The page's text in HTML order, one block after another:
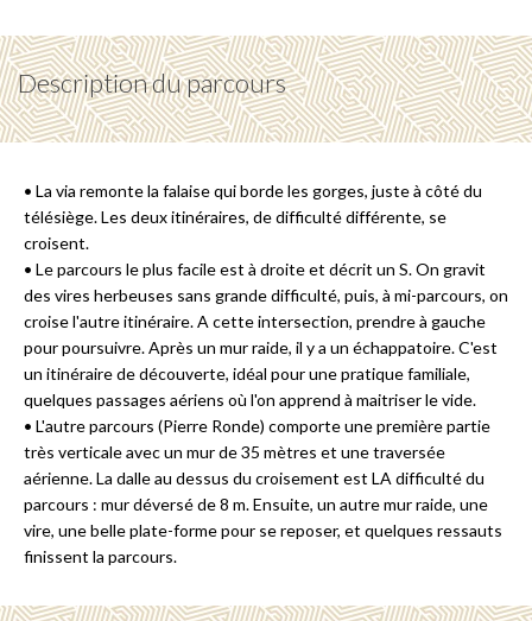
Description du parcours
• La via remonte la falaise qui borde les gorges, juste à côté du
télésiège. Les deux itinéraires, de difficulté différente, se
croisent.
• Le parcours le plus facile est à droite et décrit un S. On gravit
des vires herbeuses sans grande difficulté, puis, à mi-parcours, on
croise l'autre itinéraire. A cette intersection, prendre à gauche
pour poursuivre. Après un mur raide, il y a un échappatoire. C'est
un itinéraire de découverte, idéal pour une pratique familiale,
quelques passages aériens où l'on apprend à maitriser le vide.
• L'autre parcours (Pierre Ronde) comporte une première partie
très verticale avec un mur de 35 mètres et une traversée
aérienne. La dalle au dessus du croisement est LA difficulté du
parcours : mur déversé de 8 m. Ensuite, un autre mur raide, une
vire, une belle plate-forme pour se reposer, et quelques ressauts
finissent la parcours.